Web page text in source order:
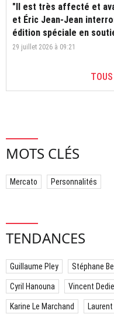
"Il est très affecté et
et Éric Jean-Jean
édition spéciale en
29 juillet 2026 à 09:21
MOTS CLÉS
Mercato Personnalités
TENDANCES
Guillaume Pley Stéphane
Cyril Hanouna Vincent
Karine Le Marchand